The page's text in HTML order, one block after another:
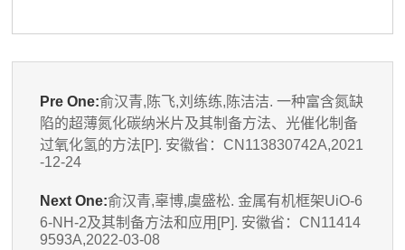
Pre One:俞汉青,陈飞,刘练练,陈洁洁. 一种富含氮缺
陷的超薄氮化碳纳米片及其制备方法、光催化制备
过氧化氢的方法[P]. 安徽省：CN113830742A,2021
-12-24
Next One:俞汉青,辜博,虞盛松. 金属有机框架UiO-6
6-NH-2及其制备方法和应用[P]. 安徽省：CN11414
9593A,2022-03-08